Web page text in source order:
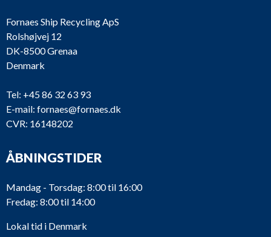
Fornaes Ship Recycling ApS
Rolshøjvej 12
DK-8500 Grenaa
Denmark
Tel: +45 86 32 63 93
E-mail: fornaes@fornaes.dk
CVR: 16148202
ÅBNINGSTIDER
Mandag - Torsdag: 8:00 til 16:00
Fredag: 8:00 til 14:00
Lokal tid i Denmark